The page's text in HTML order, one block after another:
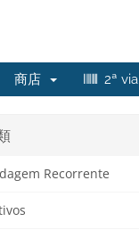
商店 2ª via
Recorrente